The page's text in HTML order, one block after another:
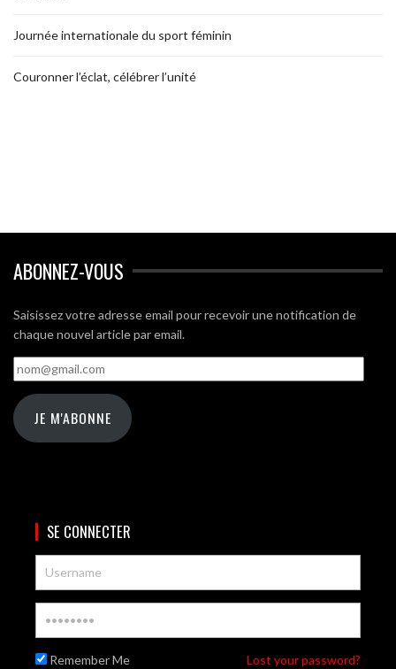
Journée internationale du sport féminin
Couronner l’éclat, célébrer l’unité
ABONNEZ-VOUS
Saisissez votre adresse email pour recevoir une notification de
chaque nouvel article par email.
nom@gmail.com
JE M'ABONNE
SE CONNECTER
Remember Me Lost your password?